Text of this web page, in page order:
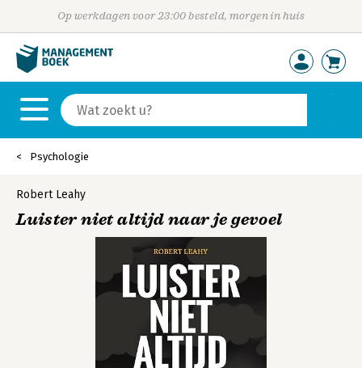
Op werkdagen voor 23:00 besteld, morgen in huis
Psychologie
Robert Leahy
Luister niet altijd naar je gevoel